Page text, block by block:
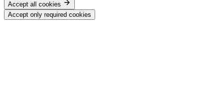
Accept all cookies
Accept only required cookies